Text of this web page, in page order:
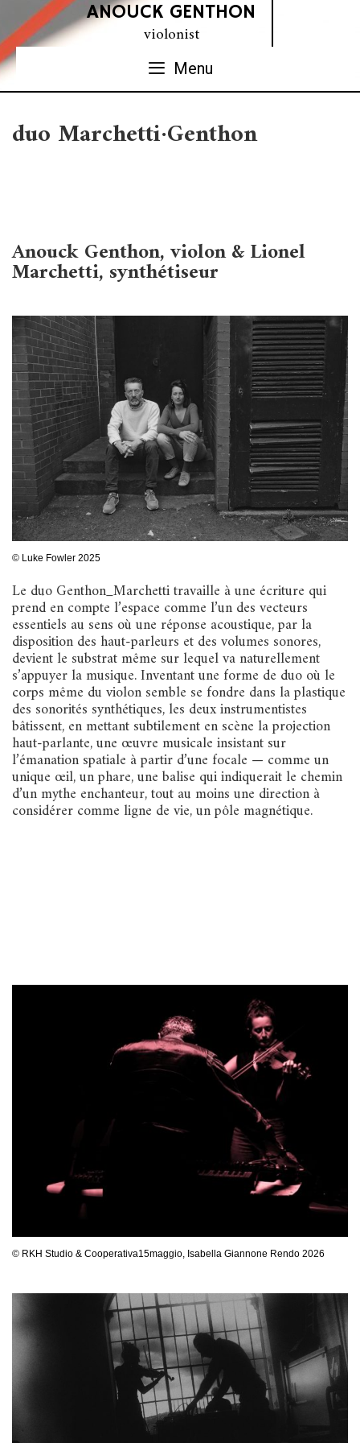
content
ANOUCK GENTHON
violonist
Menu
duo Marchetti·Genthon
Anouck Genthon, violon & Lionel
Marchetti, synthétiseur
© Luke Fowler 2025
Le duo Genthon_Marchetti travaille à une écriture qui
prend en compte l’espace comme l’un des vecteurs
essentiels au sens où une réponse acoustique, par la
disposition des haut-parleurs et des volumes sonores,
devient le substrat même sur lequel va naturellement
s’appuyer la musique. Inventant une forme de duo où le
corps même du violon semble se fondre dans la plastique
des sonorités synthétiques, les deux instrumentistes
bâtissent, en mettant subtilement en scène la projection
haut-parlante, une œuvre musicale insistant sur
l’émanation spatiale à partir d’une focale — comme un
unique œil, un phare, une balise qui indiquerait le chemin
d’un mythe enchanteur, tout au moins une direction à
considérer comme ligne de vie, un pôle magnétique.
© RKH Studio & Cooperativa15maggio, Isabella Giannone Rendo 2026